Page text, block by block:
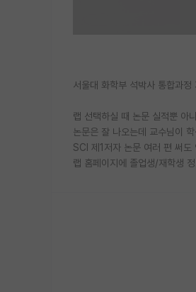
서울대 화학부 석박사 통합과정
랩 선택하실 때 논문 실적뿐 아
논문은 잘 나오는데 교수님이
SCI 제1저자 논문 여러 편 써도
랩 홈페이지에 졸업생/재학생